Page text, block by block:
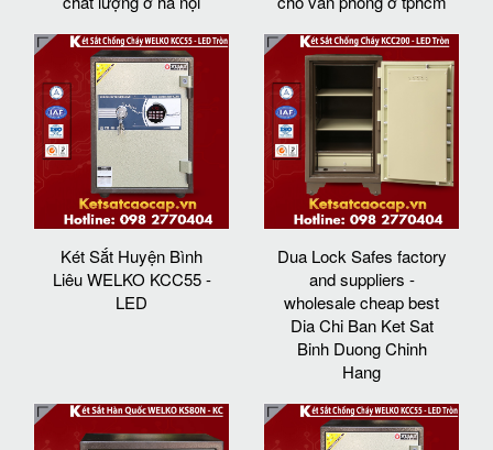
Két Sắt Huyện Bình
Liêu WELKO KCC55 -
LED
Dua Lock Safes factory
and suppliers -
wholesale cheap best
Dia Chi Ban Ket Sat
Binh Duong Chinh
Hang